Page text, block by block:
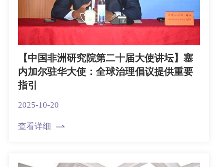
【中国非洲研究院第二十届大使讲坛】塞
内加尔驻华大使：全球治理倡议提供重要
指引
2025-10-20
查看详细